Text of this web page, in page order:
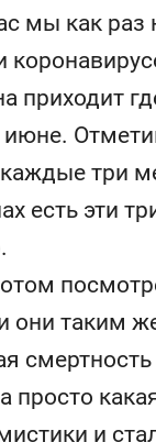
мы как
приходит
три
есть эти
они таким
и